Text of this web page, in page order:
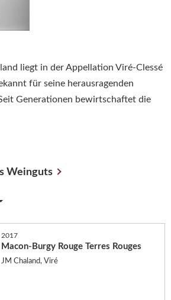
liegt in der Appellation Viré-Clessé
für seine herausragenden
Generationen bewirtschaftet die
Weinguts
2017
Macon-Burgy Rouge Terres Rouges
JM Chaland, Viré